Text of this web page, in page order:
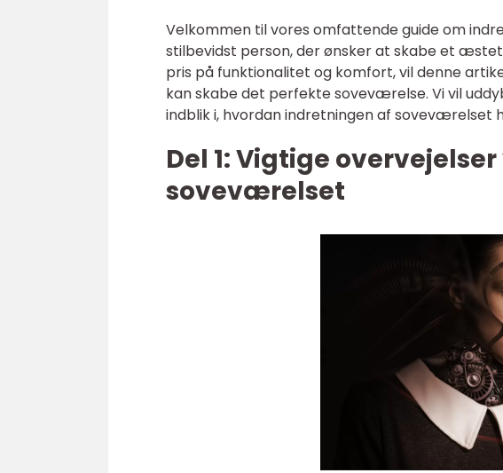
Velkommen til vores omfattende guide om
stilbevidst person, der ønsker at skabe et
pris på funktionalitet og komfort, vil denne
kan skabe det perfekte soveværelse. Vi vil
indblik i, hvordan indretningen af soveværelset
Del 1: Vigtige
soveværelset